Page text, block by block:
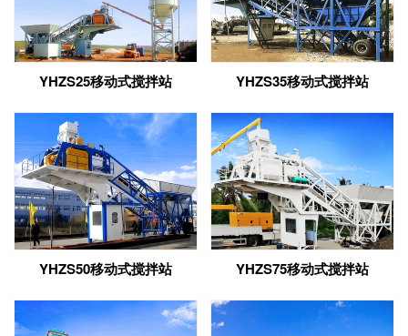
YHZS25移动式搅拌站 YHZS35移动式搅拌站
YHZS50移动式搅拌站 YHZS75移动式搅拌站